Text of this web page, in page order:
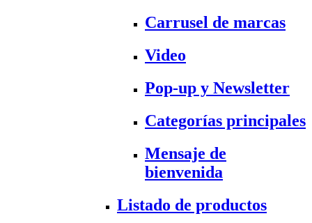
Carrusel de marcas
Video
Pop-up y Newsletter
Categorías principales
Mensaje de
bienvenida
Listado de productos